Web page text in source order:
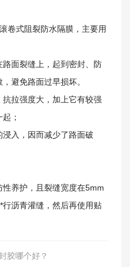
新闻资讯
卷式阻裂防水隔膜，主要用
面裂缝上，起到密封、防
避免路面过早损坏。
拉强度大，加上它有较强
；
入，因而减少了路面破
养护，且裂缝宽度在5mm
沥青灌缝，然后再使用贴
胶哪个好？